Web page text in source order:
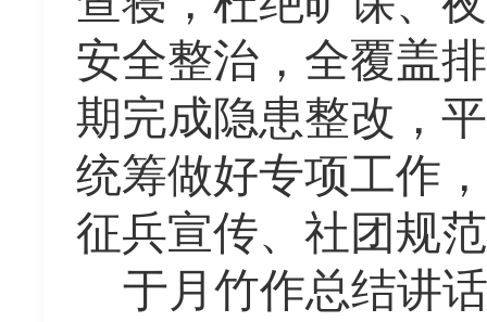
安全整治 ， 全覆盖
期完成隐患整改 ，
统筹做好专项工作 ，
征兵宣传、社团规
于月竹作总结讲